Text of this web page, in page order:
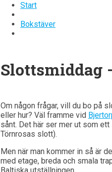
Start
Bokstäver
Slottsmiddag
Om någon frågar, vill du bo på
eller hur? Väl framme vid
sånt. Det här ser mer ut som
Törnrosas slott).
Men när man kommer in så är
med etage, breda och smala
Baltiska utställningen.